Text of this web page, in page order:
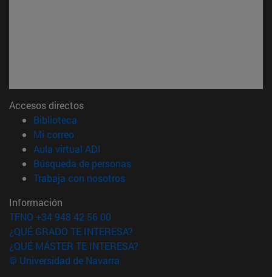
Accesos directos
Biblioteca
Mi correo(abre en nueva ventana)
Aula virtual ADI
Búsqueda de personas(abre en nueva ventana)
Trabaja con nosotros(abre en nueva ventana)
Información
TFNO +34 948 42 56 00
¿QUÉ GRADO TE INTERESA?
¿QUÉ MÁSTER TE INTERESA?
© Universidad de Navarra